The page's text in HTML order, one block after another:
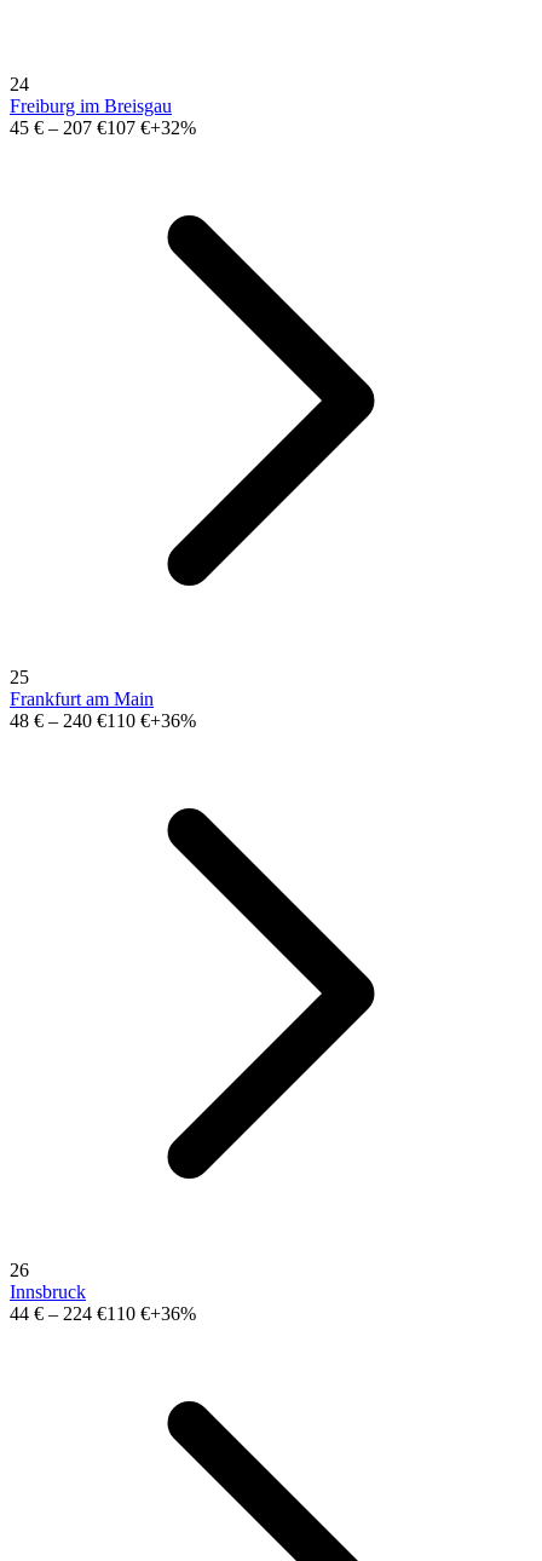
24
Freiburg im Breisgau
45 € – 207 €107 €+32%
25
Frankfurt am Main
48 € – 240 €110 €+36%
26
Innsbruck
44 € – 224 €110 €+36%